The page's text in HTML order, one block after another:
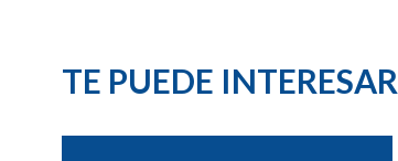
TE PUEDE INTERESAR